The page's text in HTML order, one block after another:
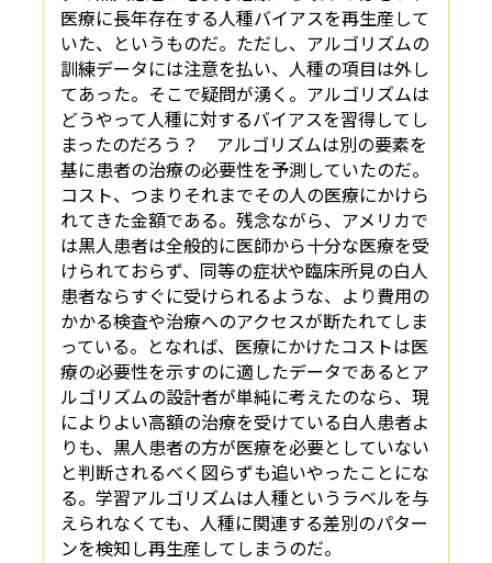
医療に長年存在する人種バイアスを再生産して
いた、というものだ。ただし、アルゴリズムの
訓練データには注意を払い、人種の項目は外し
てあった。そこで疑問が湧く。アルゴリズムは
どうやって人種に対するバイアスを習得してし
まったのだろう？ アルゴリズムは別の要素を
基に患者の治療の必要性を予測していたのだ。
コスト、つまりそれまでその人の医療にかけら
れてきた金額である。残念ながら、アメリカで
は黒人患者は全般的に医師から十分な医療を受
けられておらず、同等の症状や臨床所見の白人
患者ならすぐに受けられるような、より費用の
かかる検査や治療へのアクセスが断たれてしま
っている。となれば、医療にかけたコストは医
療の必要性を示すのに適したデータであるとア
ルゴリズムの設計者が単純に考えたのなら、現
によりよい高額の治療を受けている白人患者よ
りも、黒人患者の方が医療を必要としていない
と判断されるべく図らずも追いやったことにな
る。学習アルゴリズムは人種というラベルを与
えられなくても、人種に関連する差別のパター
ンを検知し再生産してしまうのだ。